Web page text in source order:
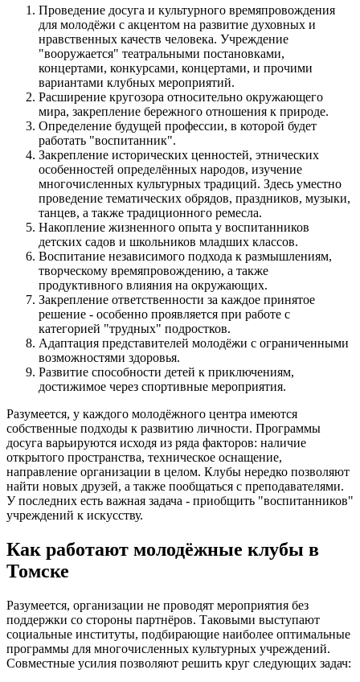
Проведение досуга и культурного времяпровождения
для молодёжи с акцентом на развитие духовных и
нравственных качеств человека. Учреждение
"вооружается" театральными постановками,
концертами, конкурсами, концертами, и прочими
вариантами клубных мероприятий.
Расширение кругозора относительно окружающего
мира, закрепление бережного отношения к природе.
Определение будущей профессии, в которой будет
работать "воспитанник".
Закрепление исторических ценностей, этнических
особенностей определённых народов, изучение
многочисленных культурных традиций. Здесь уместно
проведение тематических обрядов, праздников, музыки,
танцев, а также традиционного ремесла.
Накопление жизненного опыта у воспитанников
детских садов и школьников младших классов.
Воспитание независимого подхода к размышлениям,
творческому времяпровождению, а также
продуктивного влияния на окружающих.
Закрепление ответственности за каждое принятое
решение - особенно проявляется при работе с
категорией "трудных" подростков.
Адаптация представителей молодёжи с ограниченными
возможностями здоровья.
Развитие способности детей к приключениям,
достижимое через спортивные мероприятия.
Разумеется, у каждого молодёжного центра имеются
собственные подходы к развитию личности. Программы
досуга варьируются исходя из ряда факторов: наличие
открытого пространства, техническое оснащение,
направление организации в целом. Клубы нередко позволяют
найти новых друзей, а также пообщаться с преподавателями.
У последних есть важная задача - приобщить "воспитанников"
учреждений к искусству.
Как работают молодёжные клубы в
Томске
Разумеется, организации не проводят мероприятия без
поддержки со стороны партнёров. Таковыми выступают
социальные институты, подбирающие наиболее оптимальные
программы для многочисленных культурных учреждений.
Совместные усилия позволяют решить круг следующих задач: